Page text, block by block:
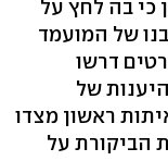
כי בה לחץ על
של המועמד
דרשו
של
ראשון מצדו
הביקורת על